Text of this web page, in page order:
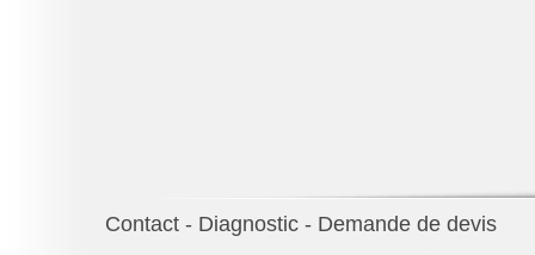
Contact - Diagnostic - Demande de devis